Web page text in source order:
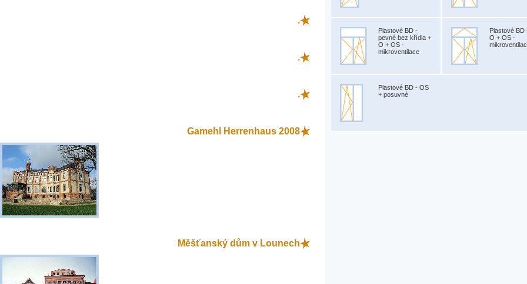
.
.
.
Gamehl Herrenhaus 2008
Měšťanský dům v Lounech
Plastové BD -
pevné bez křídla +
O + OS -
mikroventilace
Plastové BD
O + OS -
Plastové BD - OS
+ posuvné